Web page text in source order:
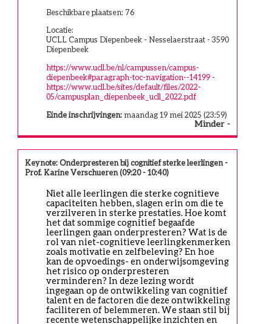
Minder
Beschikbare plaatsen: 76
Locatie:
UCLL Campus Diepenbeek - Nesselaerstraat - 3590
Diepenbeek
https://www.ucll.be/nl/campussen/campus-
diepenbeek#paragraph-toc-navigation--14199-
https://www.ucll.be/sites/default/files/2022-
05/campusplan_diepenbeek_ucll_2022.pdf
Einde inschrijvingen: maandag 19 mei 2025 (23:59)
Keynote: Onderpresteren bij cognitief sterke leerlingen -
Prof. Karine Verschueren (09:20 - 10:40)
Niet alle leerlingen die sterke cognitieve
capaciteiten hebben, slagen erin om die te
verzilveren in sterke prestaties. Hoe komt
het dat sommige cognitief begaafde
leerlingen gaan onderpresteren? Wat is de
rol van niet-cognitieve leerlingkenmerken
zoals motivatie en zelfbeleving? En hoe
kan de opvoedings- en onderwijsomgeving
het risico op onderpresteren
verminderen? In deze lezing wordt
ingegaan op de ontwikkeling van cognitief
talent en de factoren die deze ontwikkeling
faciliteren of belemmeren. We staan stil bij
recente wetenschappelijke inzichten en